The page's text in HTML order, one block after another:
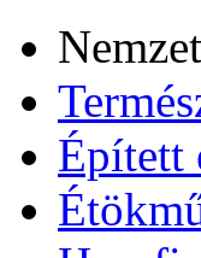
Épített